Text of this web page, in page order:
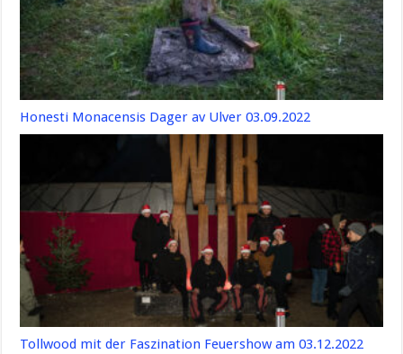
Honesti Monacensis Dager av Ulver 03.09.2022
Tollwood mit der Faszination Feuershow am 03.12.2022